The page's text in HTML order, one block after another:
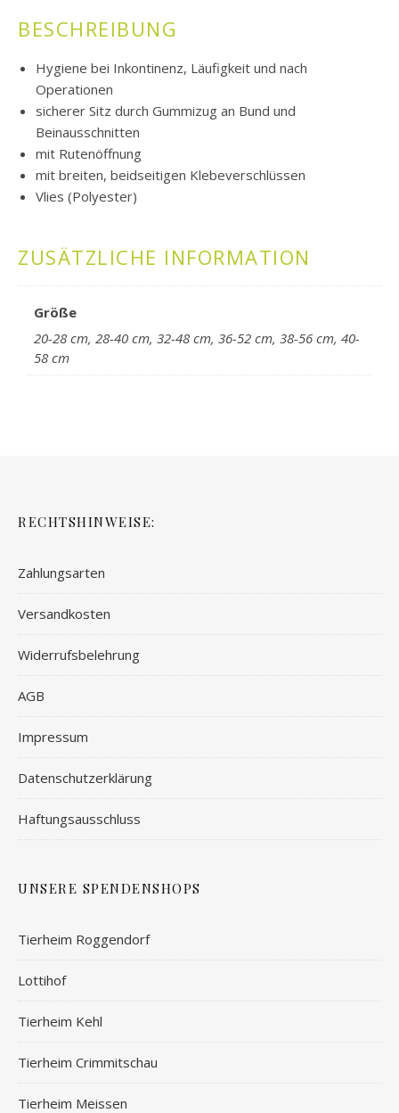
BESCHREIBUNG
Hygiene bei Inkontinenz, Läufigkeit und nach
Operationen
sicherer Sitz durch Gummizug an Bund und
Beinausschnitten
mit Rutenöffnung
mit breiten, beidseitigen Klebeverschlüssen
Vlies (Polyester)
ZUSÄTZLICHE INFORMATION
Größe
20-28 cm, 28-40 cm, 32-48 cm, 36-52 cm, 38-56 cm, 40-
58 cm
RECHTSHINWEISE:
Zahlungsarten
Versandkosten
Widerrufsbelehrung
AGB
Impressum
Datenschutzerklärung
Haftungsausschluss
UNSERE SPENDENSHOPS
Tierheim Roggendorf
Lottihof
Tierheim Kehl
Tierheim Crimmitschau
Tierheim Meissen